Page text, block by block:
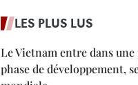
LES PLUS LUS
Le Vietnam entre dans
phase de développement,